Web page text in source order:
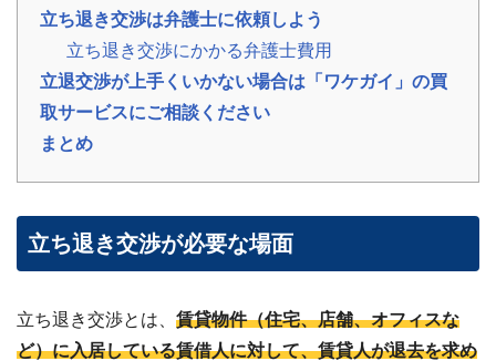
💬
様
の
声
ご
依
頼
い
た
だ
様
の
レ
ー
立ち退き交渉は弁護士に依頼しよう
立ち退き交渉にかかる弁護士費用
立退交渉が上手くいかない場合は「ワケガイ」の買
取サービスにご相談ください
まとめ
立ち退き交渉が必要な場面
立ち退き交渉とは、 賃貸物件（住宅、店舗、オフィスな
ど）に入居している賃借人に対して、賃貸人が退去を求め